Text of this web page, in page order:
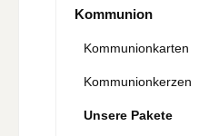
Kommunion
Kommunionkarten
Kommunionkerzen
Unsere Pakete